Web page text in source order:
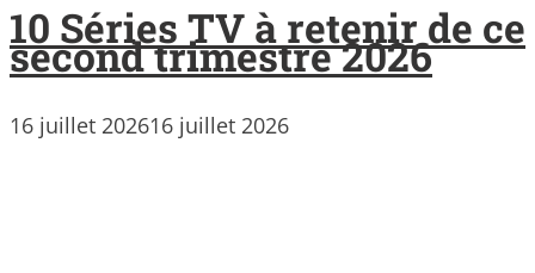
10 Séries TV à retenir de ce
second trimestre 2026
16 juillet 202616 juillet 2026